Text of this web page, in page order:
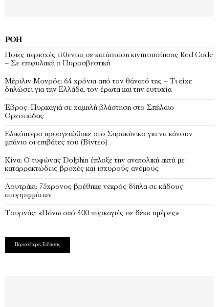
ΡΟΉ
Ποιες περιοχές τίθενται σε κατάσταση κινητοποίησης Red Code
– Σε επιφυλακή η Πυροσβεστική
Μέριλιν Μονρόε: 64 χρόνια από τον θάνατό της – Τι είχε
δηλώσει για την Ελλάδα, τον έρωτα και την ευτυχία
Έβρος: Πυρκαγιά σε χαμηλή βλάστηση στο Σπήλαιο
Ορεστιάδας
Ελικόπτερο προσγειώθηκε στο Σαρακήνικο για να κάνουν
μπάνιο οι επιβάτες του (Bίντεο)
Κίνα: Ο τυφώνας Dolphin έπληξε την ανατολική ακτή με
καταρρακτώδεις βροχές και ισχυρούς ανέμους
Λουτράκι: 75χρονος βρέθηκε νεκρός δίπλα σε κάδους
απορριμμάτων
Τουρνάς: «Πάνω από 400 πυρκαγιές σε δέκα ημέρες»
Περισσότερες Ειδήσεις